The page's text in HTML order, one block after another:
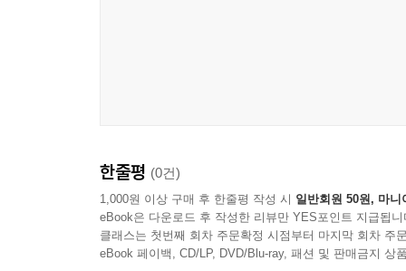
가정폭력범죄의 처벌 등에 관한 특례법(약칭: 가정
학교폭력예방 및 대책에 관한 법률(약칭: 학교폭력
실종아동등의 보호 및 지원에 관한 법률(약칭: 실
실종아동등 및 가출인 업무처리 규칙[시행 2021. 6.
2023년 12월
저자 황남기
한줄평 (0건)
1,000원 이상 구매 후 한줄평 작성 시 일반회원 50원, 마니
eBook은 다운로드 후 작성한 리뷰만 YES포인트 지급됩니
클래스는 첫번째 회차 주문확정 시점부터 마지막 회차 주
eBook 페이백, CD/LP, DVD/Blu-ray, 패션 및 판매금지 상